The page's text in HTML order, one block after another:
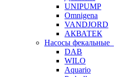
UNIPUMP
Omnigena
VANDJORD
АКВАТЕК
Насосы фекальные
DAB
WILO
Aquario